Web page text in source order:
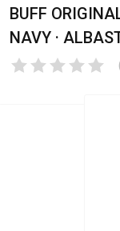
BUFF
NAVY ·